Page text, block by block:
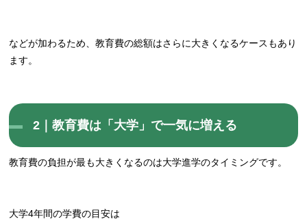
などが加わるため、教育費の総額はさらに大きくなるケースもあり
ます。
2｜教育費は「大学」で一気に増える
教育費の負担が最も大きくなるのは大学進学のタイミングです。
大学4年間の学費の目安は